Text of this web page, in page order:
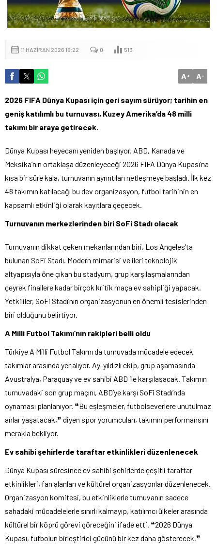
11 HAZIRAN 2026 16:22 0 513
A+ A-
2026 FIFA Dünya Kupası için geri sayım sürüyor; tarihin en
geniş katılımlı bu turnuvası, Kuzey Amerika’da 48 milli
takımı bir araya getirecek.
Dünya Kupası heyecanı yeniden başlıyor. ABD, Kanada ve
Meksika’nın ortaklaşa düzenleyeceği 2026 FIFA Dünya Kupası’na
kısa bir süre kala, turnuvanın ayrıntıları netleşmeye başladı. İlk kez
48 takımın katılacağı bu dev organizasyon, futbol tarihinin en
kapsamlı etkinliği olarak kayıtlara geçecek.
Turnuvanın merkezlerinden biri SoFi Stadı olacak
Turnuvanın dikkat çeken mekanlarından biri, Los Angeles’ta
bulunan SoFi Stadı. Modern mimarisi ve ileri teknolojik
altyapısıyla öne çıkan bu stadyum, grup karşılaşmalarından
çeyrek finallere kadar birçok kritik maça ev sahipliği yapacak.
Yetkililer, SoFi Stadı’nın organizasyonun en önemli tesislerinden
biri olduğunu belirtiyor.
A Milli Futbol Takımı’nın rakipleri belli oldu
Türkiye A Milli Futbol Takımı da turnuvada mücadele edecek
takımlar arasında yer alıyor. Ay-yıldızlı ekip, grup aşamasında
Avustralya, Paraguay ve ev sahibi ABD ile karşılaşacak. Takımın
turnuvadaki son grup maçını, ABD’ye karşı SoFi Stadı’nda
oynaması planlanıyor. ❝Bu eşleşmeler, futbolseverlere unutulmaz
anlar yaşatacak,❞ diyen spor yorumcuları, takımın performansını
merakla bekliyor.
Ev sahibi şehirlerde taraftar etkinlikleri düzenlenecek
Dünya Kupası süresince ev sahibi şehirlerde çeşitli taraftar
etkinlikleri, fan alanları ve kültürel organizasyonlar düzenlenecek.
Organizasyon komitesi, bu etkinliklerle turnuvanın sadece
sahadaki mücadelelerle sınırlı kalmayıp, katılımcı ülkeler arasında
kültürel bir köprü görevi göreceğini ifade etti. ❝2026 Dünya
Kupası, futbolun birleştirici gücünü bir kez daha gösterecek,❞